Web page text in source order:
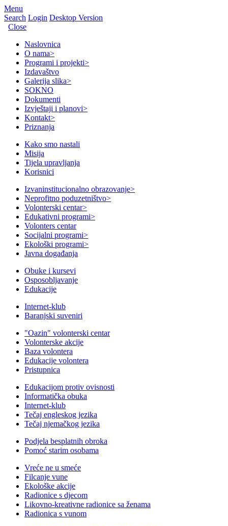
Menu
Search Login Desktop Version
Close
Naslovnica
O nama>
Programi i projekti>
Izdavaštvo
Galerija slika>
SOKNO
Dokumenti
Izvještaji i planovi>
Kontakt>
Priznanja
Kako smo nastali
Misija
Tijela upravljanja
Korisnici
Izvaninstitucionalno obrazovanje>
Neprofitno poduzetništvo>
Volonterski centar>
Edukativni programi>
Volonters centar
Socijalni programi>
Ekološki programi>
Javna događanja
Obuke i kursevi
Osposobljavanje
Edukacije
Internet-klub
Baranjski suveniri
"Oazin" volonterski centar
Volonterske akcije
Baza volontera
Edukacije volontera
Pristupnica
Edukacijom protiv ovisnosti
Informatička obuka
Internet-klub
Tečaj engleskog jezika
Tečaj njemačkog jezika
Podjela besplatnih obroka
Pomoć starim osobama
Vreće ne u smeće
Filcanje vune
Ekološke akcije
Radionice s djecom
Likovno-kreativne radionice sa ženama
Radionica s vunom